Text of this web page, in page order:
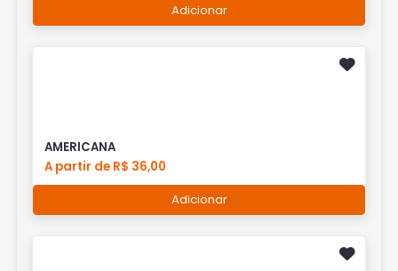
Adicionar
AMERICANA
A partir de R$ 36,00
Adicionar